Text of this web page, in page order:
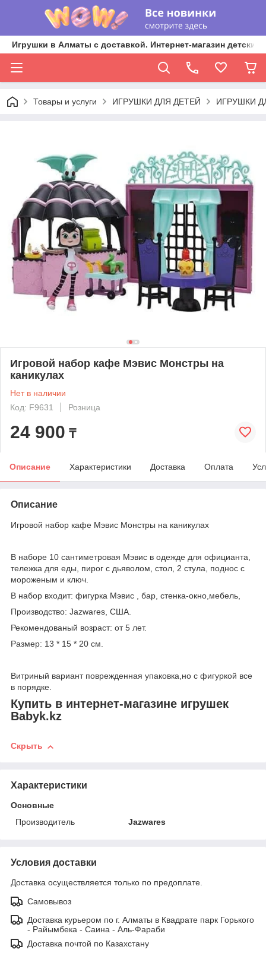
Игрушки в Алматы с доставкой. Интернет-магазин
Товары и услуги ИГРУШКИ ДЛЯ ДЕТЕЙ ИГРУШКИ
Игровой набор кафе Мэвис Монстры на
каникулах
Нет в наличии
Код: F9631
Розница
24 900 ₸
Описание Характеристики Доставка Оплата
Описание
Игровой набор кафе Мэвис Монстры на каникулах
В наборе 10 сантиметровая Мэвис в одежде для официанта,
тележка для еды, пирог с дьяволом, стол, 2 стула, поднос с
мороженым и ключ.
В набор входит: фигурка Мэвис , бар, стенка-окно,мебель,
Производство: Jazwares, США.
Рекомендованый возраст: от 5 лет.
Размер: 13 * 15 * 20 см.
Витриный вариант поврежденная упаковка,но с фигуркой все
в порядке.
Купить в интернет-магазине игрушек
Babyk.kz
Скрыть
Характеристики
Основные
Производитель
Jazwares
Условия доставки
Доставка осуществляется только по предоплате.
Самовывоз
Доставка курьером по г. Алматы в Квадрате парк Горького
- Райымбека - Саина - Аль-Фараби
Доставка почтой по Казахстану